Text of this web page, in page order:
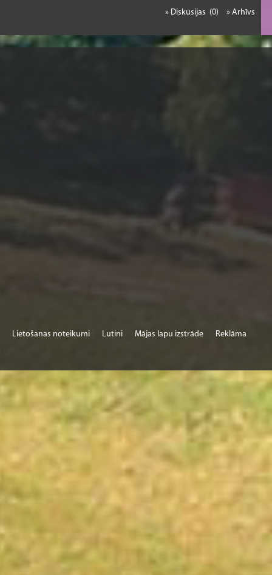
» Arhīvs
» Diskusijas (0)
Lietošanas noteikumi Lutini Mājas lapu izstrāde Reklāma